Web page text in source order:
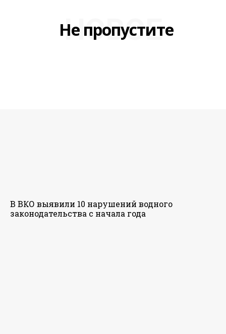
Не пропустите
НОВОЕ
В ВКО выявили 10 нарушений водного
законодательства с начала года